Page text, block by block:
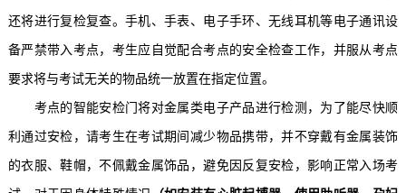
还将进行复检复查。手机、手表、电子手环、无线耳机等电子通讯设
备严禁带入考点，考生应自觉配合考点的安全检查工作，并服从考点
要求将与考试无关的物品统一放置在指定位置。
考点的智能安检门将对金属类电子产品进行检测，为了能尽快顺
利通过安检，请考生在考试期间减少物品携带，并不穿戴有金属装饰
的衣服、鞋帽，不佩戴金属饰品，避免因反复安检，影响正常入场考